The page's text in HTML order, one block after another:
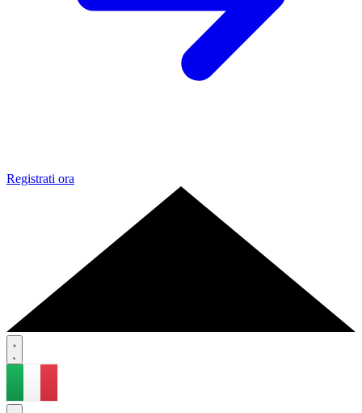
Registrati ora